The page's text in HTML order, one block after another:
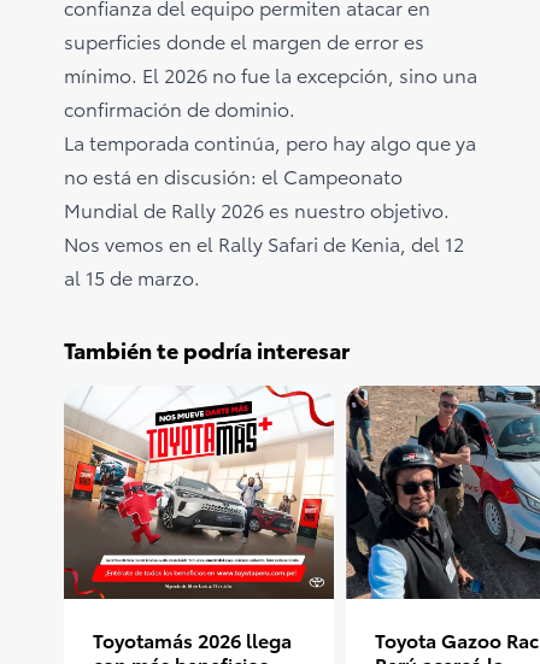
confianza del equipo permiten atacar en
superficies donde el margen de error es
mínimo. El 2026 no fue la excepción, sino una
confirmación de dominio.
La temporada continúa, pero hay algo que ya
no está en discusión: el Campeonato
Mundial de Rally 2026 es nuestro objetivo.
Nos vemos en el Rally Safari de Kenia, del 12
al 15 de marzo.
También te podría interesar
Toyotamás 2026 llega
Toyota Gazoo